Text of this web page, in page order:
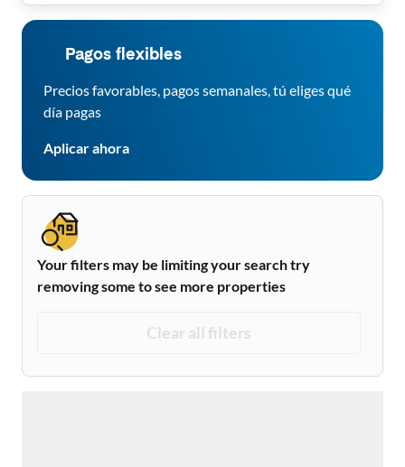
Pagos flexibles
Precios favorables, pagos semanales, tú eliges qué
día pagas
Aplicar ahora
Your filters may be limiting your search try
removing some to see more properties
Clear all filters